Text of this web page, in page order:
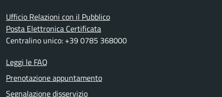
Ufficio Relazioni con il Pubblico
Posta Elettronica Certificata
Centralino unico: +39 0785 368000
Leggi le FAQ
Prenotazione appuntamento
Segnalazione disservizio